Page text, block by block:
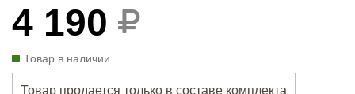
4 190
Товар в наличии
Товар продается только в составе комплекта